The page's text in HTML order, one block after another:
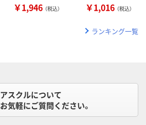
￥1,946 （税込） ￥1,016 （税込）
ランキング一覧
アスクルについて
お気軽にご質問ください。